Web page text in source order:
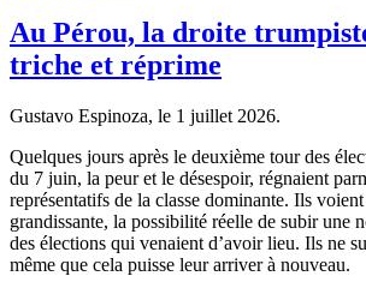
Au Pérou, la droite
triche et réprime
Gustavo Espinoza, le 1 juillet 2026.
Quelques jours après le deuxième tour des
du 7 juin, la peur et le désespoir, régnaient
représentatifs de la classe dominante. Ils
grandissante, la possibilité réelle de subir une
des élections qui venaient d’avoir lieu. Ils ne
même que cela puisse leur arriver à nouveau.